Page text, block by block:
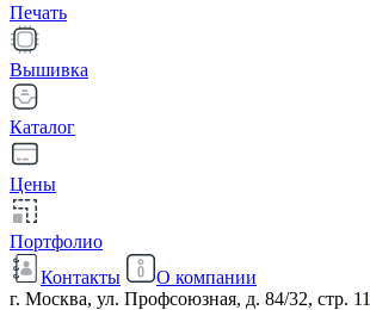
Печать
Вышивка
Каталог
Цены
Портфолио
Контакты
О компании
г. Москва, ул. Профсоюзная, д. 84/32, стр. 11